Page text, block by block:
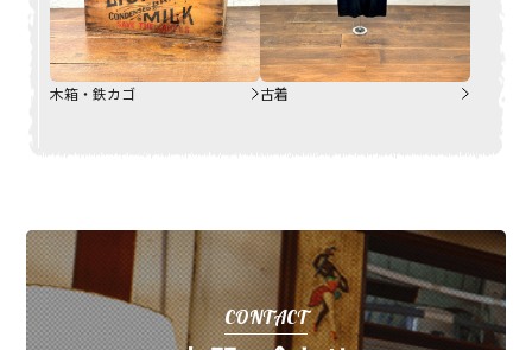
木箱・鉄カゴ 古着
CONTACT